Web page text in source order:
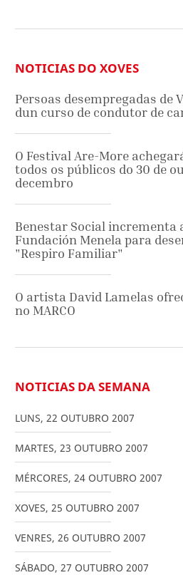
NOTICIAS DO XOVES
Persoas desempregadas de
dun curso de condutor de
O Festival Are-More
todos os públicos do 30 de
decembro
Benestar Social incrementa
Fundación Menela para
"Respiro Familiar"
O artista David Lamelas
no MARCO
NOTICIAS DA SEMANA
LUNS, 22 OUTUBRO 2007
MARTES, 23 OUTUBRO 2007
MÉRCORES, 24 OUTUBRO 2007
XOVES, 25 OUTUBRO 2007
VENRES, 26 OUTUBRO 2007
SÁBADO, 27 OUTUBRO 2007